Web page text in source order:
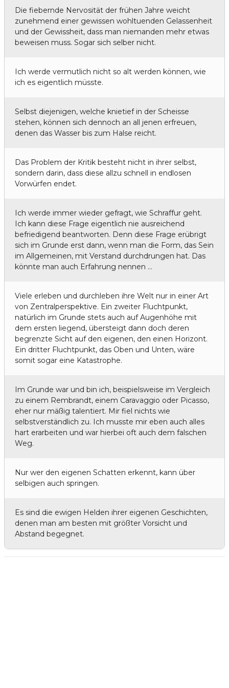
Die fiebernde Nervosität der frühen Jahre weicht
zunehmend einer gewissen wohltuenden Gelassenheit
und der Gewissheit, dass man niemanden mehr etwas
beweisen muss. Sogar sich selber nicht.
Ich werde vermutlich nicht so alt werden können, wie
ich es eigentlich müsste.
Selbst diejenigen, welche knietief in der Scheisse
stehen, können sich dennoch an all jenen erfreuen,
denen das Wasser bis zum Halse reicht.
Das Problem der Kritik besteht nicht in ihrer selbst,
sondern darin, dass diese allzu schnell in endlosen
Vorwürfen endet.
Ich werde immer wieder gefragt, wie Schraffur geht.
Ich kann diese Frage eigentlich nie ausreichend
befriedigend beantworten. Denn diese Frage erübrigt
sich im Grunde erst dann, wenn man die Form, das Sein
im Allgemeinen, mit Verstand durchdrungen hat. Das
könnte man auch Erfahrung nennen …
Viele erleben und durchleben ihre Welt nur in einer Art
von Zentralperspektive. Ein zweiter Fluchtpunkt,
natürlich im Grunde stets auch auf Augenhöhe mit
dem ersten liegend, übersteigt dann doch deren
begrenzte Sicht auf den eigenen, den einen Horizont.
Ein dritter Fluchtpunkt, das Oben und Unten, wäre
somit sogar eine Katastrophe.
Im Grunde war und bin ich, beispielsweise im Vergleich
zu einem Rembrandt, einem Caravaggio oder Picasso,
eher nur mäßig talentiert. Mir fiel nichts wie
selbstverständlich zu. Ich musste mir eben auch alles
hart erarbeiten und war hierbei oft auch dem falschen
Weg.
Nur wer den eigenen Schatten erkennt, kann über
selbigen auch springen.
Es sind die ewigen Helden ihrer eigenen Geschichten,
denen man am besten mit größter Vorsicht und
Abstand begegnet.